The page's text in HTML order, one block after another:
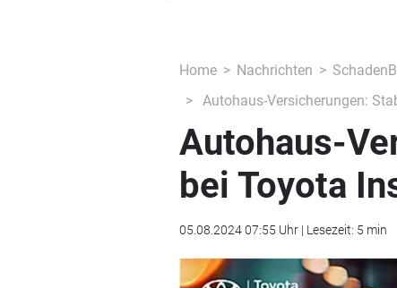
Home Nachrichten
Autohaus-Versicherungen:
Autohaus-
bei Toyota
05.08.2024 07:55 Uhr | Lesezeit: 5 min